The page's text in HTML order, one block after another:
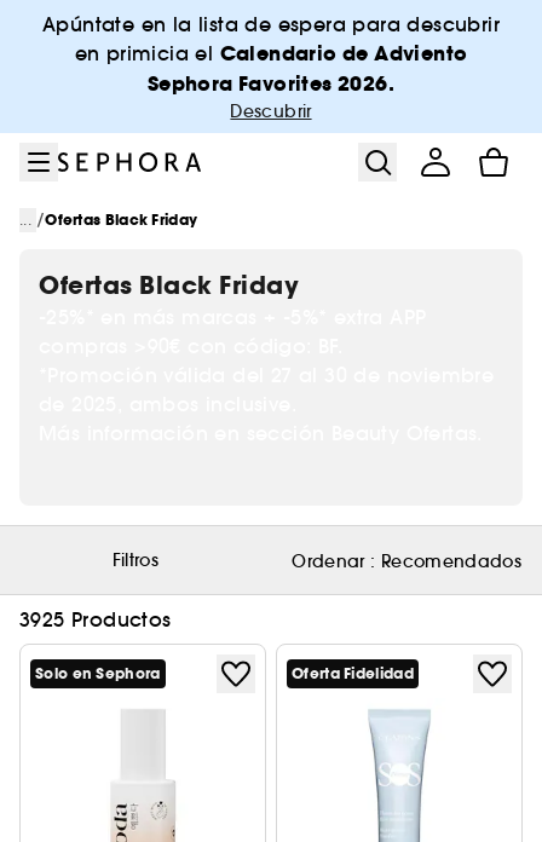
Ir al menú
Ir al contenido principal
Ir al pie de página
Apúntate en la lista de espera para descubrir
en primicia el Calendario de Adviento
Sephora Favorites 2026.
Descubrir
... /Ofertas Black Friday
Ofertas Black Friday
Filtros Ordenar : Recomendados
3925 Productos
Solo en Sephora Oferta Fidelidad